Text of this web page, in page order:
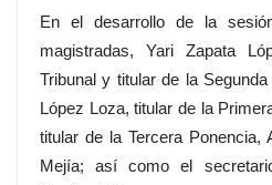
En el desarrollo de la
magistradas, Yari Zapata
Tribunal y titular de la
López Loza, titular de la
titular de la Tercera Ponencia,
Mejía; así como el